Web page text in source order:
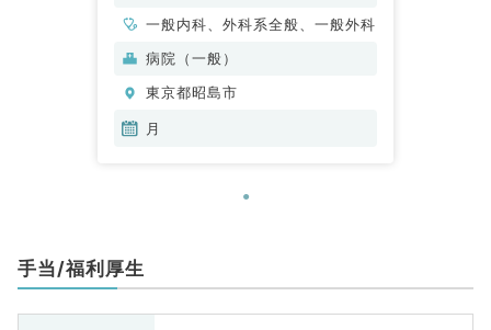
一般内科、外科系全般、一般外科
病院（一般）
東京都昭島市
月
手当/福利厚生